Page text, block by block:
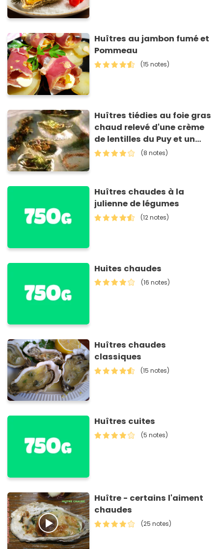
Huîtres au jambon fumé et
Pommeau
(15 notes)
Huîtres tiédies au foie gras
chaud relevé d'une crème
de lentilles du Puy et un
coulis de cerfeuil
(8 notes)
Huîtres chaudes à la
julienne de légumes
(12 notes)
Huites chaudes
(16 notes)
Huîtres chaudes
classiques
(15 notes)
Huîtres cuites
(5 notes)
Huître - certains l'aiment
chaudes
(25 notes)